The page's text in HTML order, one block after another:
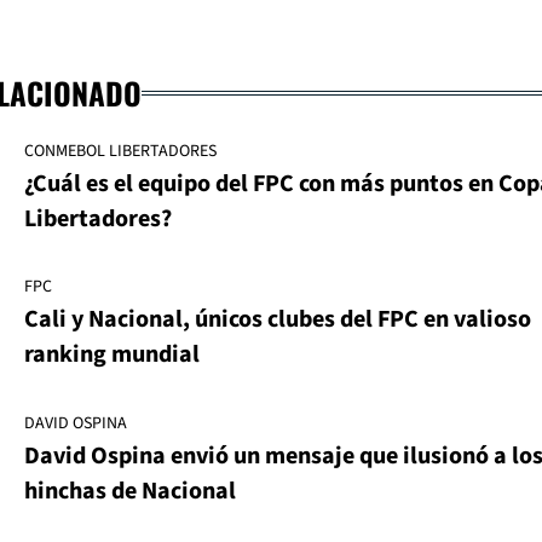
CONMEBOL LIBERTADORES
¿Cuál es el equipo del FPC con más puntos en
Libertadores?
FPC
Cali y Nacional, únicos clubes del FPC en valioso
ranking mundial
DAVID OSPINA
David Ospina envió un mensaje que ilusionó a los
hinchas de Nacional